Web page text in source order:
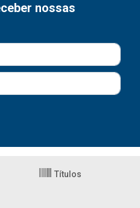
nossas
Títulos